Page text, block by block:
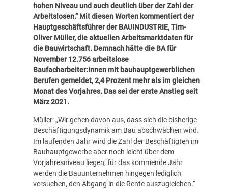
hohen Niveau und auch deutlich über der Zahl der
Arbeitslosen.“ Mit diesen Worten kommentiert der
Hauptgeschäftsführer der BAUINDUSTRIE, Tim-
Oliver Müller, die aktuellen Arbeitsmarktdaten für
die Bauwirt­schaft. Demnach hätte die BA für
November 12.756 arbeitslose
Baufacharbeiter:innen mit bauhauptgewerblichen
Berufen gemeldet, 2,4 Prozent mehr als im gleichen
Monat des Vorjahres. Das sei der erste Anstieg seit
März 2021.
Müller: „Wir gehen davon aus, dass sich die bisherige
Beschäftigungsdynamik am Bau abschwächen wird.
Im laufenden Jahr wird die Zahl der Beschäftigten im
Bauhauptgewerbe aber noch leicht über dem
Vorjahresniveau liegen, für das kommende Jahr
werden die Bauunternehmen hingegen lediglich
versuchen, den Abgang in die Rente auszugleichen.“